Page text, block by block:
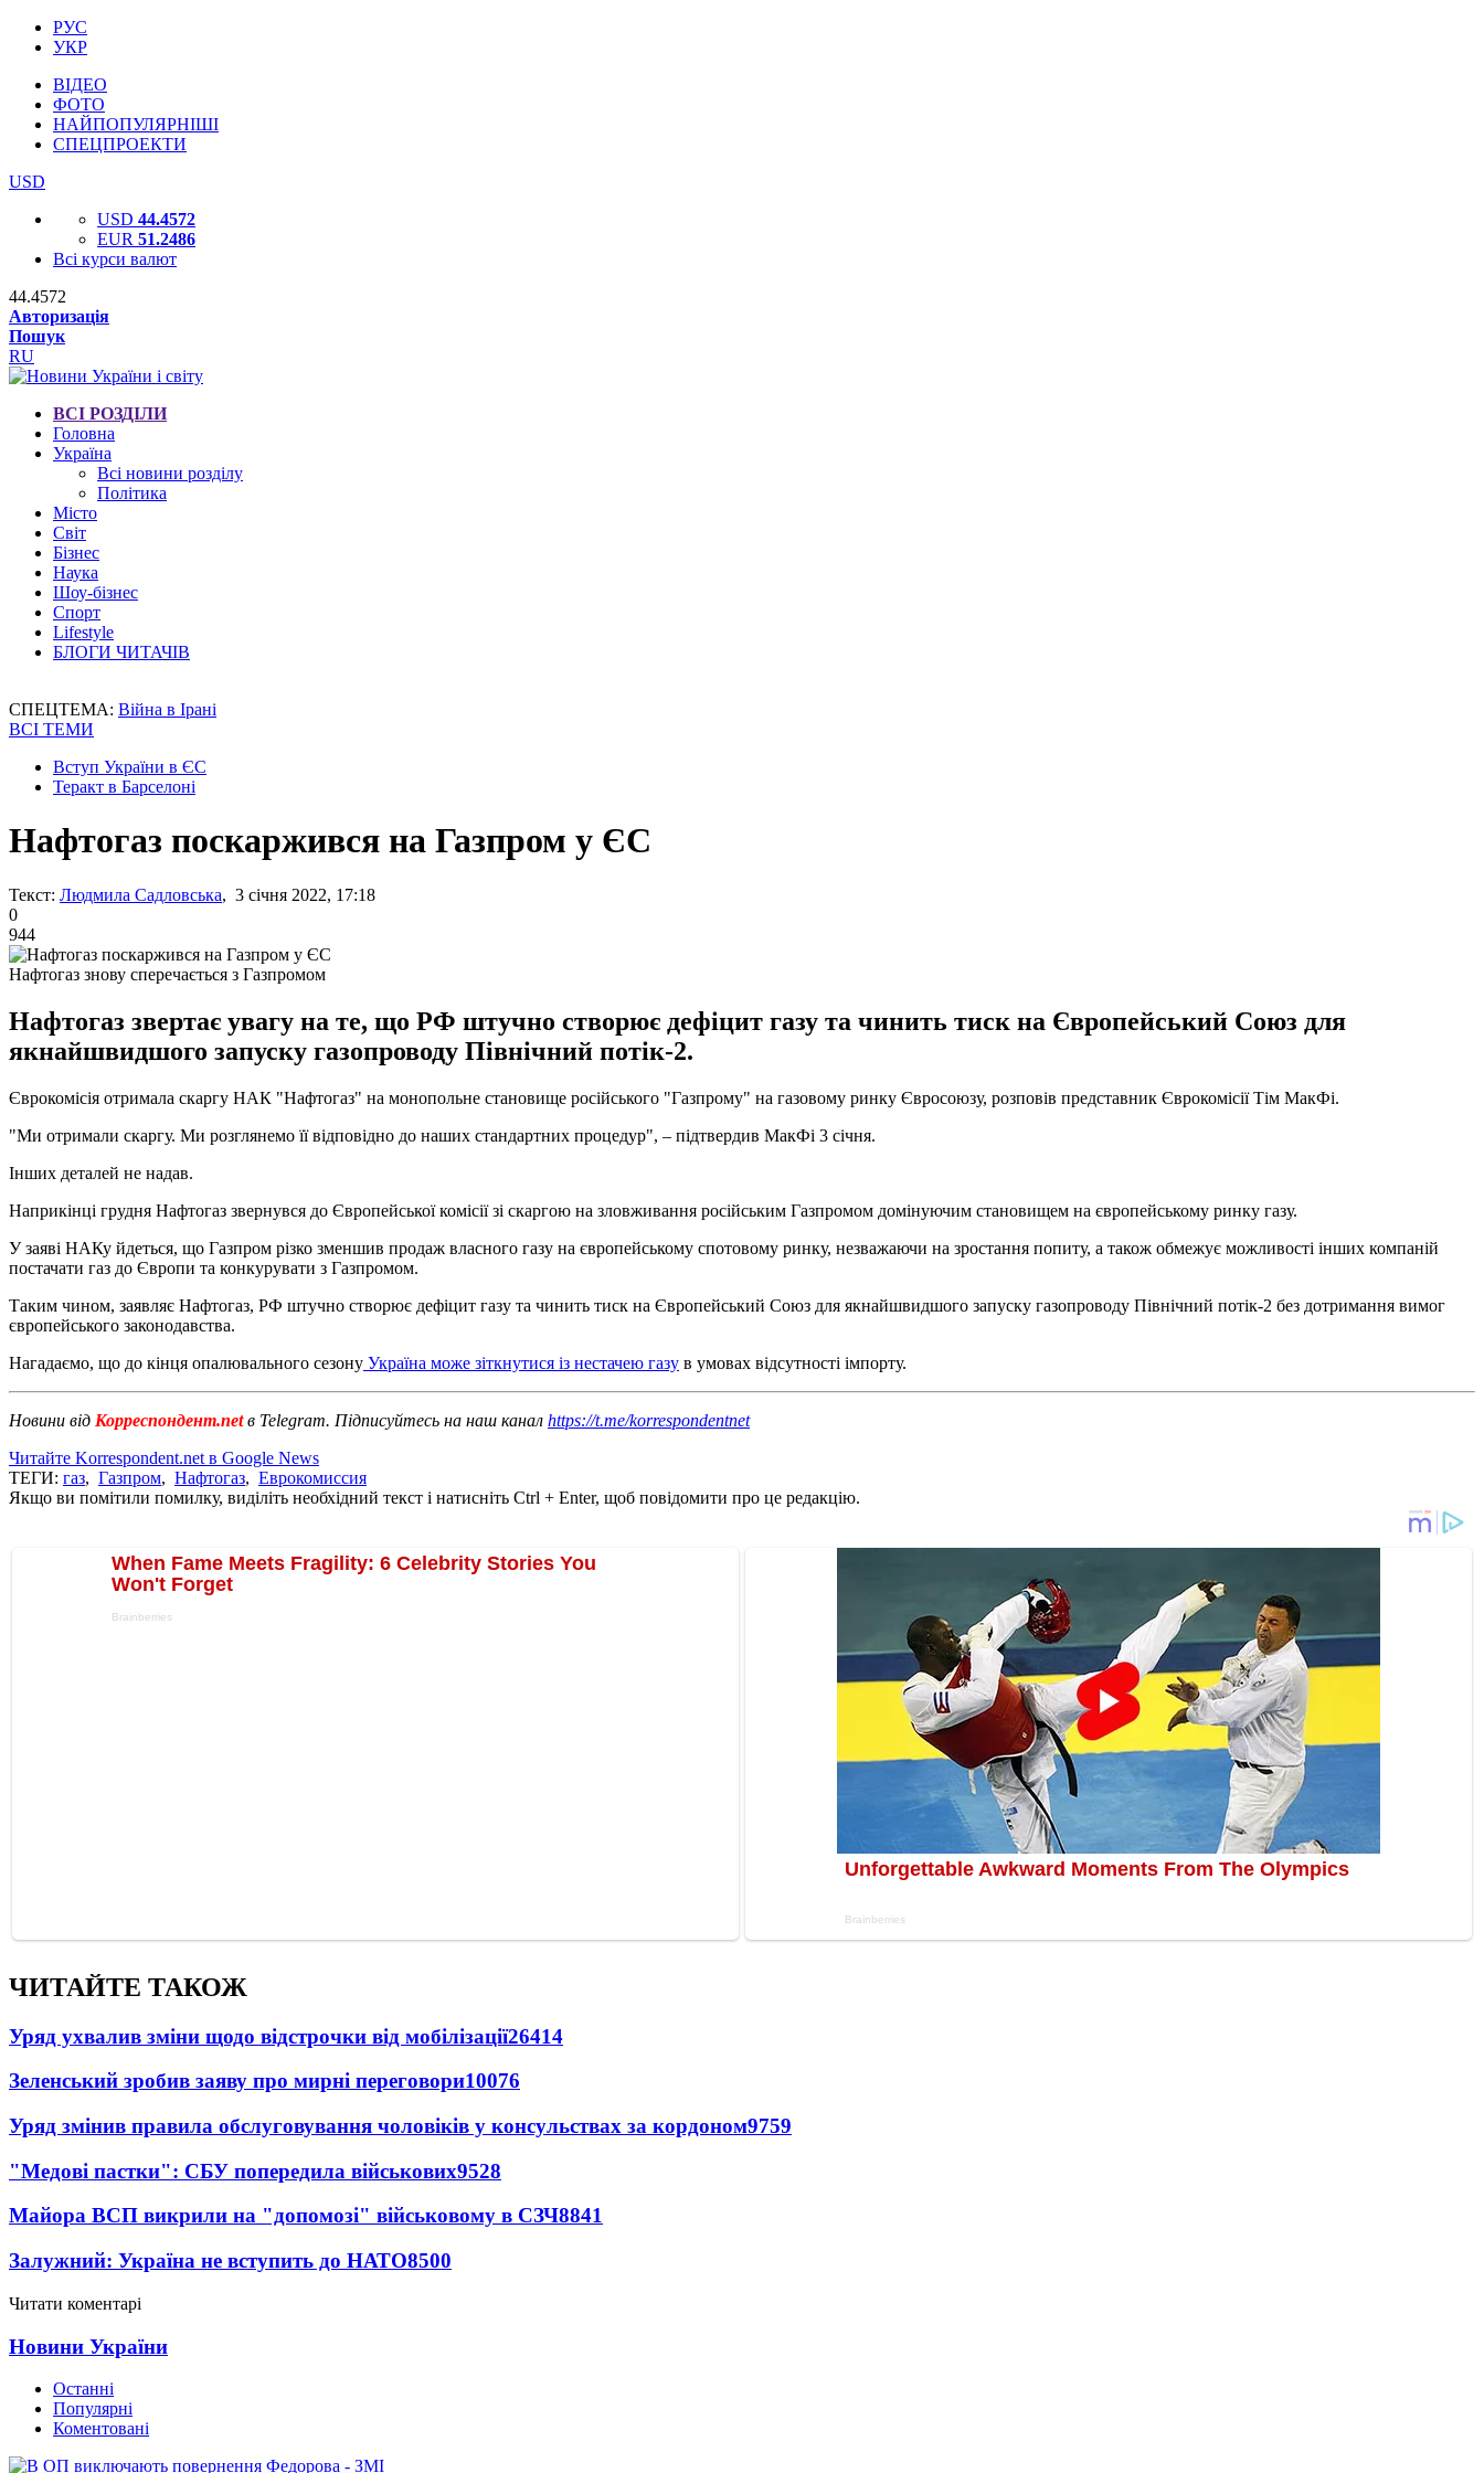
РУС
УКР
ВІДЕО
ФОТО
НАЙПОПУЛЯРНІШІ
СПЕЦПРОЕКТИ
USD
USD 44.4572
EUR 51.2486
Всі курси валют
44.4572
Авторизація
Пошук
RU
ВСІ РОЗДІЛИ
Головна
Україна
Всі новини розділу
Політика
Місто
Світ
Бізнес
Наука
Шоу-бізнес
Спорт
Lifestyle
БЛОГИ ЧИТАЧІВ
СПЕЦТЕМА: Війна в Ірані
ВСІ ТЕМИ
Вступ України в ЄС
Теракт в Барселоні
Нафтогаз поскаржився на Газпром у ЄС
Текст: Людмила Садловська, 3 січня 2022, 17:18
0
944
Нафтогаз знову сперечається з Газпромом
Нафтогаз звертає увагу на те, що РФ штучно створює дефіцит газу та чинить тиск на Європейський Союз для
якнайшвидшого запуску газопроводу Північний потік-2.
Єврокомісія отримала скаргу НАК "Нафтогаз" на монопольне становище російського "Газпрому" на газовому ринку Євросоюзу, розповів представник Єврокомісії Тім МакФі.
"Ми отримали скаргу. Ми розглянемо її відповідно до наших стандартних процедур", – підтвердив МакФі 3 січня.
Інших деталей не надав.
Наприкінці грудня Нафтогаз звернувся до Європейської комісії зі скаргою на зловживання російським Газпромом домінуючим становищем на європейському ринку газу.
У заяві НАКу йдеться, що Газпром різко зменшив продаж власного газу на європейському спотовому ринку, незважаючи на зростання попиту, а також обмежує можливості інших компаній
постачати газ до Європи та конкурувати з Газпромом.
Таким чином, заявляє Нафтогаз, РФ штучно створює дефіцит газу та чинить тиск на Європейський Союз для якнайшвидшого запуску газопроводу Північний потік-2 без дотримання вимог
європейського законодавства.
Нагадаємо, що до кінця опалювального сезону Україна може зіткнутися із нестачею газу в умовах відсутності імпорту.
Новини від Корреспондент.netв Telegram. Підписуйтесь на наш канал https://t.me/korrespondentnet
Читайте Korrespondent.net в Google News
ТЕГИ: газ, Газпром, Нафтогаз, Еврокомиссия
Якщо ви помітили помилку, виділіть необхідний текст і натисніть Ctrl + Enter, щоб повідомити про це редакцію.
ЧИТАЙТЕ ТАКОЖ
Уряд ухвалив зміни щодо відстрочки від мобілізації26414
Зеленський зробив заяву про мирні переговори10076
Уряд змінив правила обслуговування чоловіків у консульствах за кордоном9759
"Медові пастки": СБУ попередила військових9528
Майора ВСП викрили на "допомозі" військовому в СЗЧ8841
Залужний: Україна не вступить до НАТО8500
Читати коментарі
Новини України
Останні
Популярні
Коментовані